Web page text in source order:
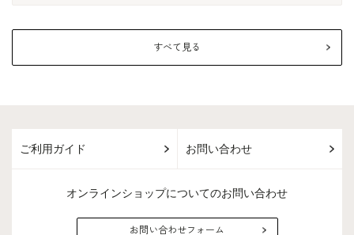
すべて見る
ご利用ガイド お問い合わせ
オンラインショップについてのお問い合わせ
お問い合わせフォーム